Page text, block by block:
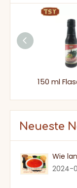
Neueste
2024-